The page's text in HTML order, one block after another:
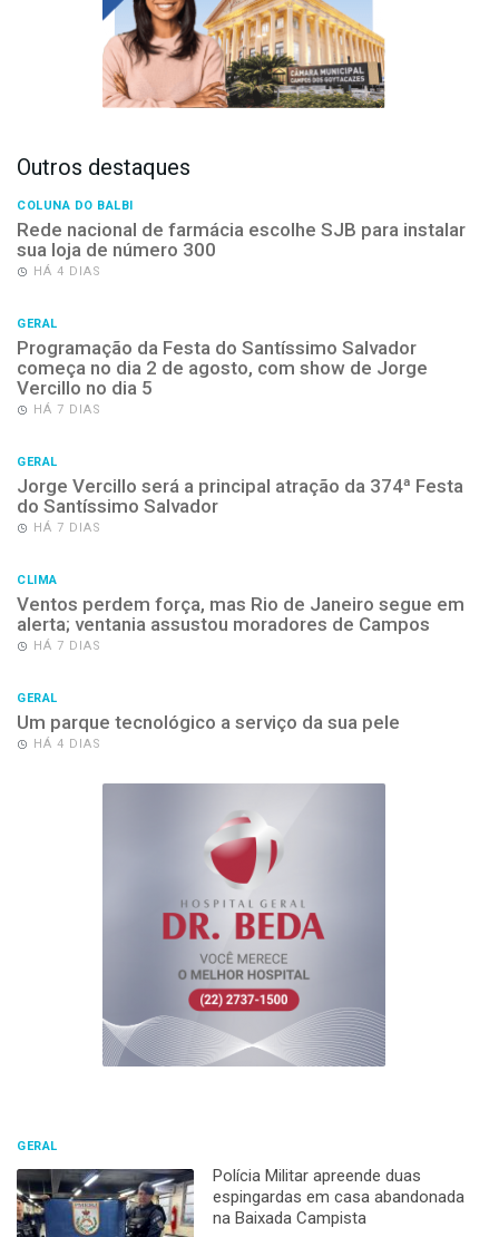
Outros destaques
COLUNA DO BALBI
Rede nacional de farmácia escolhe SJB para instalar
sua loja de número 300
HÁ 4 DIAS
GERAL
Programação da Festa do Santíssimo Salvador
começa no dia 2 de agosto, com show de Jorge
Vercillo no dia 5
HÁ 7 DIAS
GERAL
Jorge Vercillo será a principal atração da 374ª Festa
do Santíssimo Salvador
HÁ 7 DIAS
CLIMA
Ventos perdem força, mas Rio de Janeiro segue em
alerta; ventania assustou moradores de Campos
HÁ 7 DIAS
GERAL
Um parque tecnológico a serviço da sua pele
HÁ 4 DIAS
GERAL
Polícia Militar apreende duas
espingardas em casa abandonada
na Baixada Campista